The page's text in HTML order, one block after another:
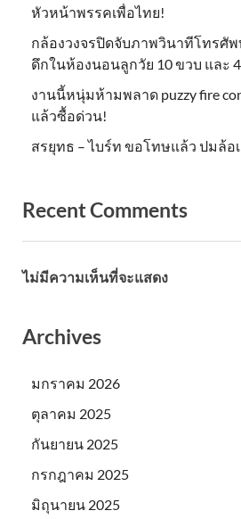
หัวหน้าพรรคเพื่อไทย!
กล้องวงจรปิดจับภาพวินาทีโทรศั
ดึกในห้องนอนลูกวัย 10 ขวบ และ
งานนี้หนุ่มห้ามพลาด puzzy fire
แล้วซื้อด่วน!
สรยุทธ – ไบร์ท ขอโทษแล้ว ปมล้อ
Recent Comments
ไม่มีความเห็นที่จะแสดง
Archives
มกราคม 2026
ตุลาคม 2025
กันยายน 2025
กรกฎาคม 2025
มิถุนายน 2025